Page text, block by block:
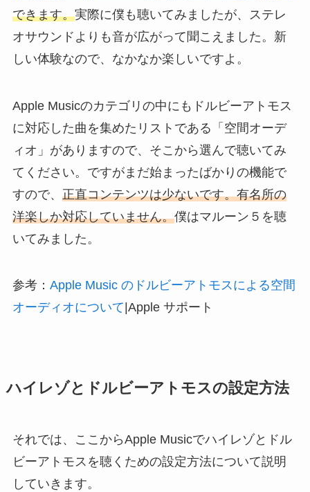
できます。実際に僕も聴いてみましたが、ステレ
オサウンドよりも音が広がって聞こえました。新
しい体験なので、なかなか楽しいですよ。
Apple Musicのカテゴリの中にもドルビーアトモス
に対応した曲を集めたリストである「空間オーデ
ィオ」がありますので、そこから選んで聴いてみ
てください。ですがまだ始まったばかりの機能で
すので、 正直コンテンツは少ないです。有名所の
洋楽しか対応していません。僕はマルーン５を聴
いてみました。
参考： Apple Music のドルビーアトモスによる空間
オーディオについて |Apple サポート
ハイレゾとドルビーアトモスの設定方法
それでは、ここからApple Musicでハイレゾとドル
ビーアトモスを聴くための設定方法について説明
していきます。